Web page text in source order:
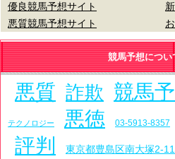
優良競馬予想サイト
悪質競馬予想サイト
競馬予想につい
悪質 詐欺 競馬
テクノロジー 悪徳 03-5913-8357
評判 東京都豊島区南大塚2-